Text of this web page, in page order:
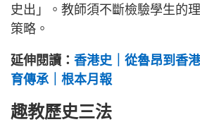
史出」。教師須不斷檢驗學生的
策略。
延伸閱讀： 香港史｜從魯昂到香
育傳承｜根本月報
趣教歷史三法